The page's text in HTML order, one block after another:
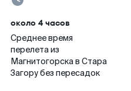
около 4 часов
Среднее время
перелета из
Магнитогорска в Стара
Загору без пересадок